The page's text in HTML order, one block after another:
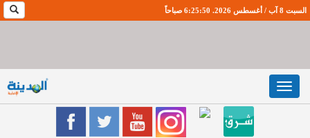
السبت 8 آب / أغسطس 2026. 6:25:51 صباحاً
Toggle
navigation